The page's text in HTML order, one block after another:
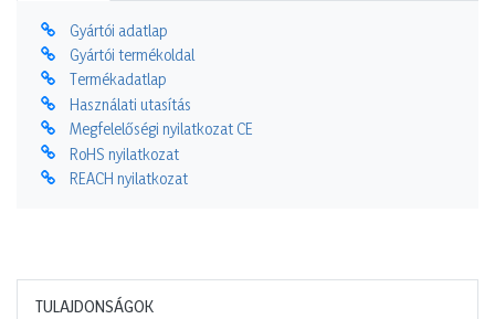
Gyártói adatlap
Gyártói termékoldal
Termékadatlap
Használati utasítás
Megfelelőségi nyilatkozat CE
RoHS nyilatkozat
REACH nyilatkozat
TULAJDONSÁGOK